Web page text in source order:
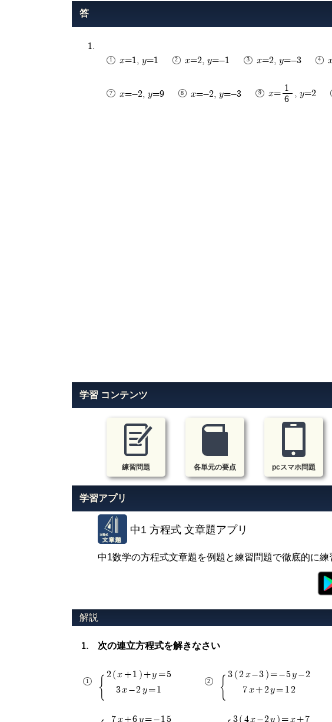
x=1, y=1 x=2, y=-1 x=2, y=-3
x=-2, y=9 x=-2, y=-3 x=
1
6
, y=2
学習 コンテンツ
練習問題 各単元の要点 pcスマホ問題
学習アプリ
中1 方程式 文章題アプリ
中1数学の方程式文章題を例題と練習問題で徹底的に練
次の連立方程式を解きなさい
2(x+1)+y=5
3x-2y=1
3(2x-3)=-5y-2
7x+2y=12
7x+6y=-15 3(4x-2y)=x+7